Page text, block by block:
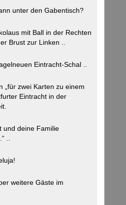
unter den Gabentisch?
mit Ball in der Rechten
Brust zur Linken ..
Eintracht-Schal ..
„für zwei Karten zu einem
Eintracht in der
und deine Familie
..
weitere Gäste im